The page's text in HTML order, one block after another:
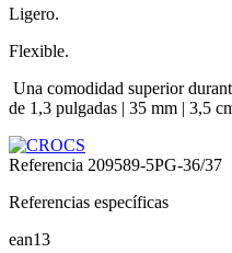
Ligero.
Flexible.
Una comodidad superior
de 1,3 pulgadas | 35 mm | 3,5
Referencia 209589-5PG-36/37
Referencias específicas
ean13